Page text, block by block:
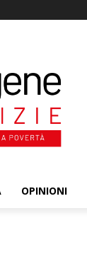
OPINIONI